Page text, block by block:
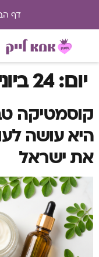
דף
יום:24 ביוני 2026
קוסמטיקה
היא עושה
את ישראל